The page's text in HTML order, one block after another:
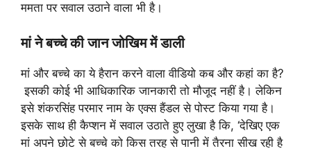
ममता पर सवाल उठाने वाला भी है।
मां ने बच्चे की जान जोखिम में डाली
मां और बच्चे का ये हैरान करने वाला वीडियो कब और कहां का है?
इसकी कोई भी आधिकारिक जानकारी तो मौजूद नहीं है। लेकिन
इसे शंकरसिंह परमार नाम के एक्स हैंडल से पोस्ट किया गया है।
इसके साथ ही कैप्शन में सवाल उठाते हुए लुखा है कि, ‘देखिए एक
मां अपने छोटे से बच्चे को किस तरह से पानी में तैरना सीख रही है